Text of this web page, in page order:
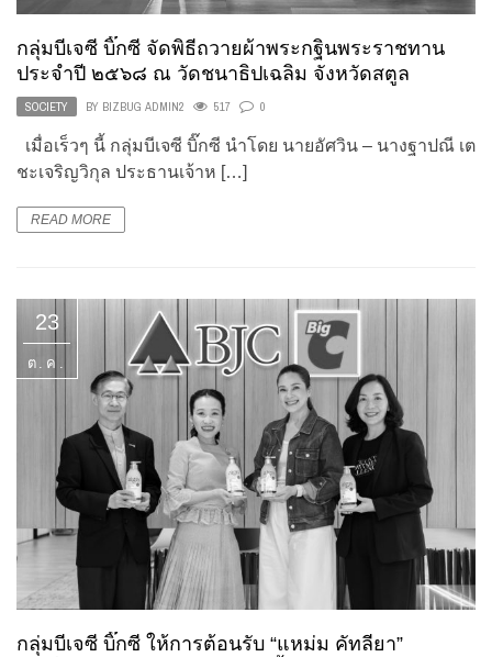
กลุ่มบีเจซี บิ๊กซี จัดพิธีถวายผ้าพระกฐินพระราชทาน
ประจำปี ๒๕๖๘ ณ วัดชนาธิปเฉลิม จังหวัดสตูล
SOCIETY BY BIZBUG ADMIN2 517 0
เมื่อเร็วๆ นี้ กลุ่มบีเจซี บิ๊กซี นำโดย นายอัศวิน – นางฐาปณี เต
ชะเจริญวิกุล ประธานเจ้าห […]
READ MORE
23
ต.ค.
กลุ่มบีเจซี บิ๊กซี ให้การต้อนรับ “แหม่ม คัทลียา”